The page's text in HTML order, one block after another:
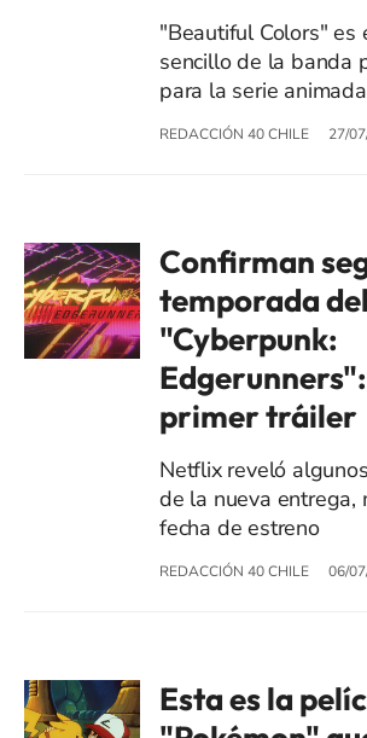
"Beautiful Colors" es
sencillo de la banda
para la serie
REDACCIÓN 40 CHILE 27/
Confirman
temporada
"Cyberpunk:
primer tráiler
Netflix reveló
de la nueva entrega,
fecha de estreno
REDACCIÓN 40 CHILE 06/
Esta es la